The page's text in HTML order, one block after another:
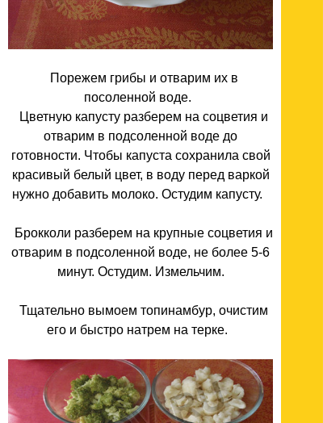
Порежем грибы и отварим их в
посоленной воде.
Цветную капусту разберем на соцветия и
отварим в подсоленной воде до
готовности. Чтобы капуста сохранила свой
красивый белый цвет, в воду перед варкой
нужно добавить молоко. Остудим капусту.
Брокколи разберем на крупные соцветия и
отварим в подсоленной воде, не более 5-6
минут. Остудим. Измельчим.
Тщательно вымоем топинамбур, очистим
его и быстро натрем на терке.